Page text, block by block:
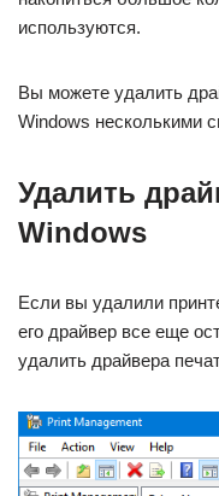
используются.
Вы можете удалить
Windows несколькими
Удалить
Windows
Если вы удалили
его драйвер все еще
удалить драйвера